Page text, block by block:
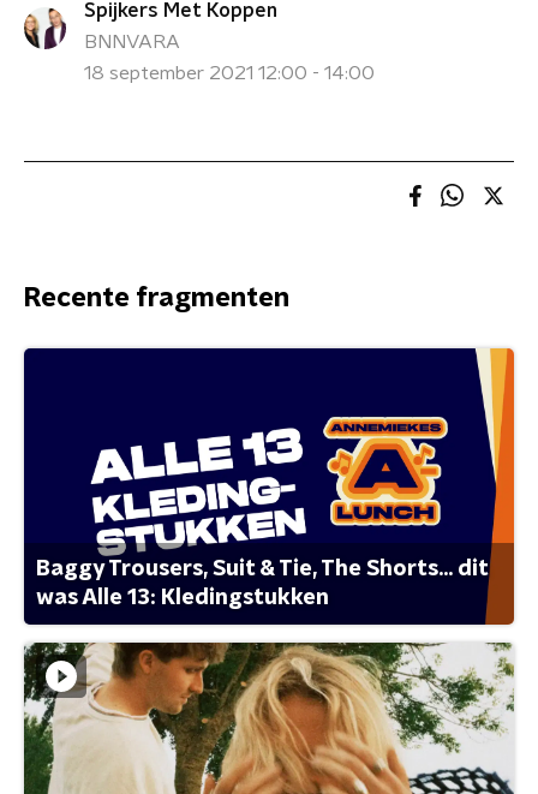
Spijkers Met Koppen
BNNVARA
18 september 2021 12:00 - 14:00
Recente fragmenten
Baggy Trousers, Suit & Tie, The Shorts... dit
was Alle 13: Kledingstukken